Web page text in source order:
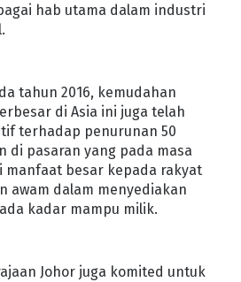
hab utama dalam industri
tahun 2016, kemudahan
di Asia ini juga telah
terhadap penurunan 50
di pasaran yang pada masa
manfaat besar kepada rakyat
awam dalam menyediakan
kadar mampu milik.
Johor juga komited untuk